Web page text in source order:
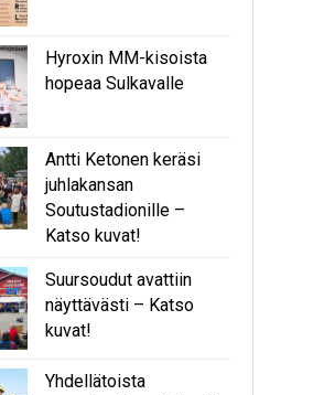
Hyroxin MM-kisoista
hopeaa Sulkavalle
Antti Ketonen keräsi
juhlakansan
Soutustadionille –
Katso kuvat!
Suursoudut avattiin
näyttävästi – Katso
kuvat!
Yhdellätoista